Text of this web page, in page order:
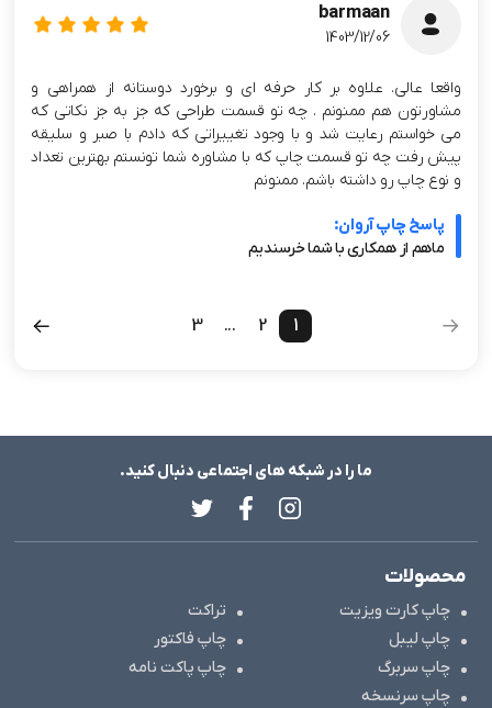
barmaan
1403/12/06
واقعا عالی. علاوه بر کار حرفه ای و برخورد دوستانه از همراهی و
مشاورتون هم ممنونم . چه تو قسمت طراحی که جز به جز نکاتی که
می خواستم رعایت شد و با وجود تغییراتی که دادم با صبر و سلیقه
پیش رفت چه تو قسمت چاپ که با مشاوره شما تونستم بهترین تعداد
و نوع چاپ رو داشته باشم. ممنونم
پاسخ چاپ آروان:
ماهم از همکاری با شما خرسندیم
1
2
...
3
ما را در شبکه های اجتماعی دنبال کنید.
محصولات
چاپ کارت ویزیت
تراکت
چاپ لیبل
چاپ فاکتور
چاپ سربرگ
چاپ پاکت نامه
چاپ سرنسخه